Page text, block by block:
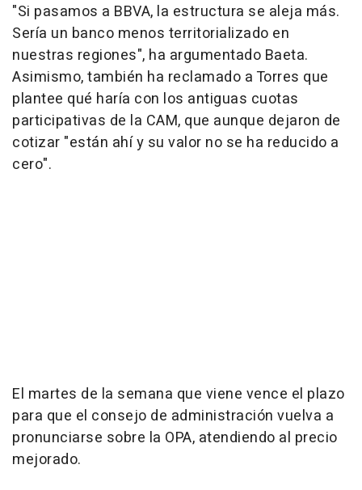
"Si pasamos a BBVA, la estructura se aleja más.
Sería un banco menos territorializado en
nuestras regiones", ha argumentado Baeta.
Asimismo, también ha reclamado a Torres que
plantee qué haría con los antiguas cuotas
participativas de la CAM, que aunque dejaron de
cotizar "están ahí y su valor no se ha reducido a
cero".
El martes de la semana que viene vence el plazo
para que el consejo de administración vuelva a
pronunciarse sobre la OPA, atendiendo al precio
mejorado.